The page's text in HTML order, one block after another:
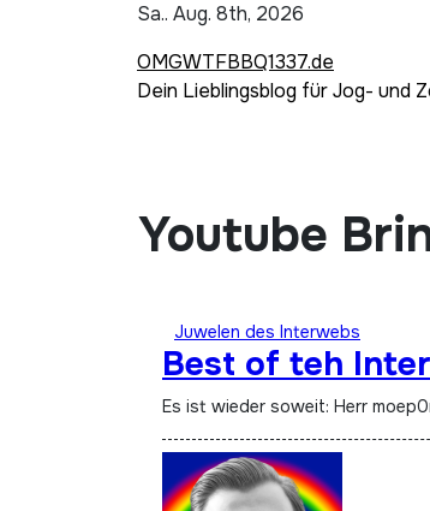
Sa.. Aug. 8th, 2026
OMGWTFBBQ1337.de
Dein Lieblingsblog für Jog- und
Youtube
Juwelen des Interwebs
Best of teh
Es ist wieder soweit: Herr